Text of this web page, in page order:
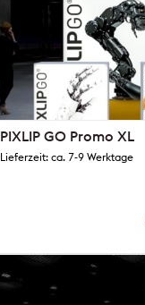
PIXLIP GO Promo XL
Lieferzeit: ca. 7-9 Werktage